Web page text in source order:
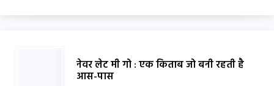
नेवर लेट मी गो : एक किताब जो बनी रहती है
आस-पास